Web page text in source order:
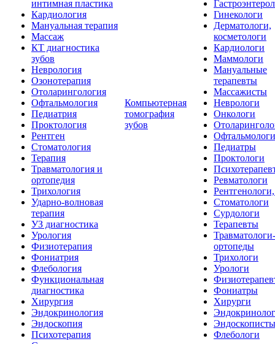
интимная пластика
Кардиология
Мануальная терапия
Массаж
КТ диагностика
зубов
Неврология
Озонотерапия
Отоларингология
Офтальмология
Педиатрия
Проктология
Рентген
Стоматология
Терапия
Травматология и
ортопедия
Трихология
Ударно-волновая
терапия
УЗ диагностика
Урология
Физиотерапия
Фониатрия
Флебология
Функциональная
диагностика
Хирургия
Эндокринология
Эндоскопия
Психотерапия
Компьютерная
томография
зубов
Гинекологи
Дерматологи,
косметологи
Кардиологи
Маммологи
Мануальные
терапевты
Массажисты
Неврологи
Онкологи
Офтальмологи
Педиатры
Проктологи
Ревматологи
Стоматологи
Сурдологи
Терапевты
Травматологи-
ортопеды
Трихологи
Урологи
Фониатры
Хирурги
Эндоскописты
Флебологи